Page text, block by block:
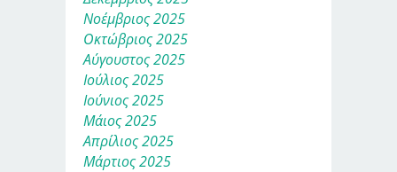
Νοέμβριος 2025
Οκτώβριος 2025
Αύγουστος 2025
Ιούλιος 2025
Ιούνιος 2025
Μάιος 2025
Απρίλιος 2025
Μάρτιος 2025